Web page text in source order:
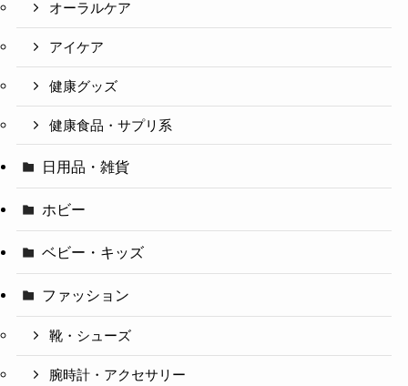
オーラルケア
アイケア
健康グッズ
健康食品・サプリ系
日用品・雑貨
ホビー
ベビー・キッズ
ファッション
靴・シューズ
腕時計・アクセサリー